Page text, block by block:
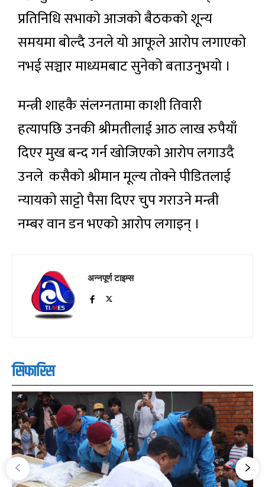
प्रतिनिधि सभाको आजको बैठकको शून्य
समयमा बोल्दै उनले यो आफूले आरोप लगाएको
नभई सञ्चार माध्यमबाट सुनेको बताउनुभयो ।
मन्त्री शाहकै संलग्‍नतामा काशी तिवारी
हत्यापछि उनकी श्रीमतीलाई आठ लाख रुपैयाँ
दिएर मुख बन्द गर्न खोजिएको आरोप लगाउदै
उनले कसैको श्रीमान मूल्य तोक्ने पीडितलाई
न्यायको साट्टो पैसा दिएर चुप गराउने मन्त्री
नम्बर वान डन भएको आरोप लगाइन् ।
अन्नपूर्ण टाइम्स
सिफारिस